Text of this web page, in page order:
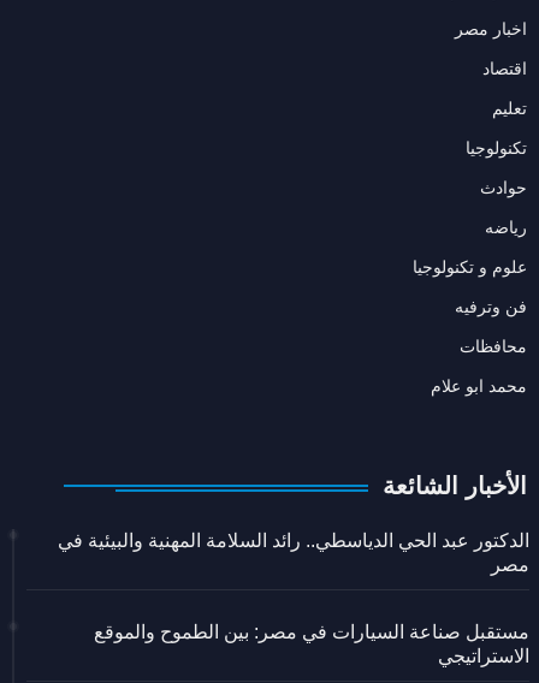
اخبار مصر
اقتصاد
تعليم
تكنولوجيا
حوادث
رياضه
علوم و تكنولوجيا
فن وترفيه
محافظات
محمد ابو علام
الأخبار الشائعة
الدكتور عبد الحي الدياسطي.. رائد السلامة المهنية والبيئية في
مصر
مستقبل صناعة السيارات في مصر: بين الطموح والموقع
الاستراتيجي